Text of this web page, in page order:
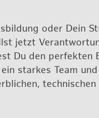
oder Dein
jetzt
Du den per­fek­ten
star­kes Team